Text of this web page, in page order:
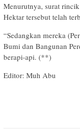
Menurutnya, surat
Hektar tersebut telah
“Sedangkan mereka
Bumi dan Bangunan
berapi-api. (**)
Editor: Muh Abu